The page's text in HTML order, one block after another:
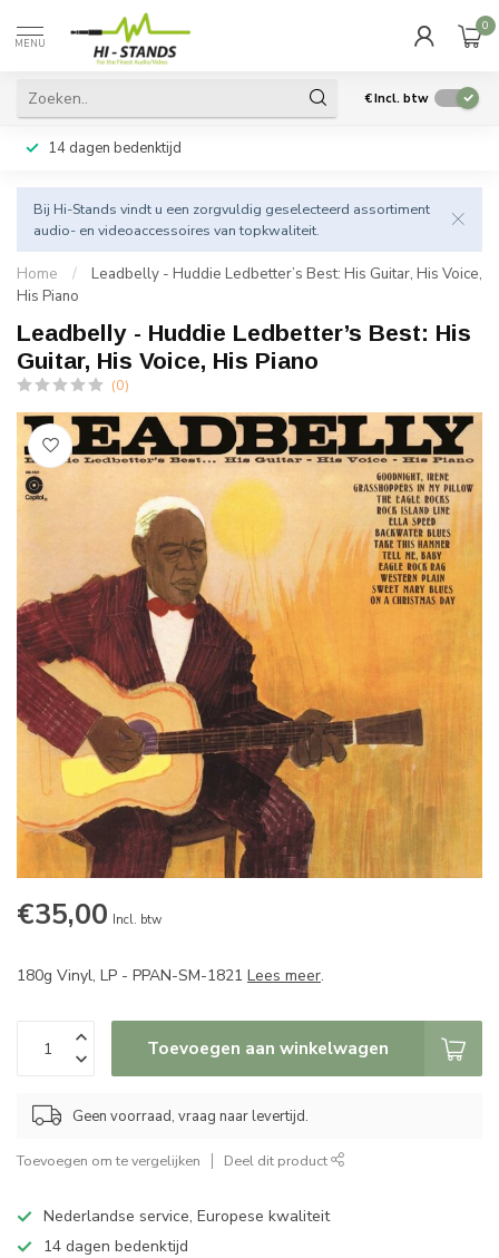
MENU
0
€Incl. btw
14 dagen bedenktijd
Bij Hi-Stands vindt u een zorgvuldig geselecteerd assortiment
audio- en videoaccessoires van topkwaliteit.
Home /
Leadbelly - Huddie Ledbetter’s Best: His Guitar, His Voice,
His Piano
Leadbelly - Huddie Ledbetter’s Best: His
Guitar, His Voice, His Piano
(0)
€35,00 Incl. btw
180g Vinyl, LP - PPAN-SM-1821 Lees meer.
Toevoegen aan winkelwagen
Geen voorraad, vraag naar levertijd.
Toevoegen om te vergelijken Deel dit product
Nederlandse service, Europese kwaliteit
14 dagen bedenktijd